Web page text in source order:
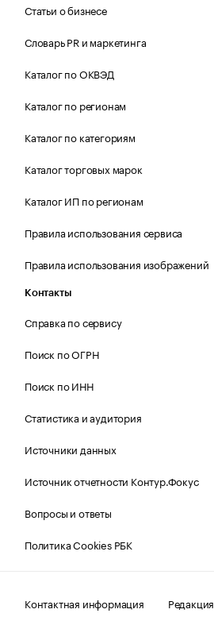
Статьи о бизнесе
Словарь PR и маркетинга
Каталог по ОКВЭД
Каталог по регионам
Каталог по категориям
Каталог торговых марок
Каталог ИП по регионам
Правила использования сервиса
Правила использования изображений
Контакты
Справка по сервису
Поиск по ОГРН
Поиск по ИНН
Статистика и аудитория
Источники данных
Источник отчетности Контур.Фокус
Вопросы и ответы
Политика Cookies РБК
Контактная информация Редакция